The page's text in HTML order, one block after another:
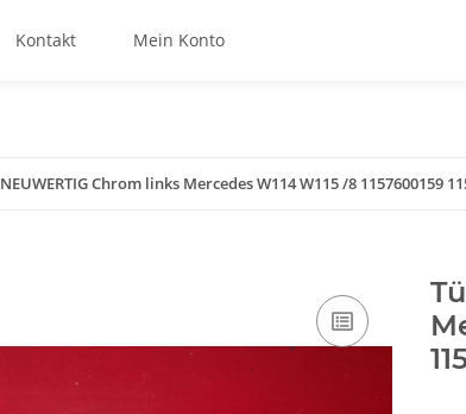
Kontakt Mein Konto
Chrom links Mercedes W114 W115 /8 1157600159